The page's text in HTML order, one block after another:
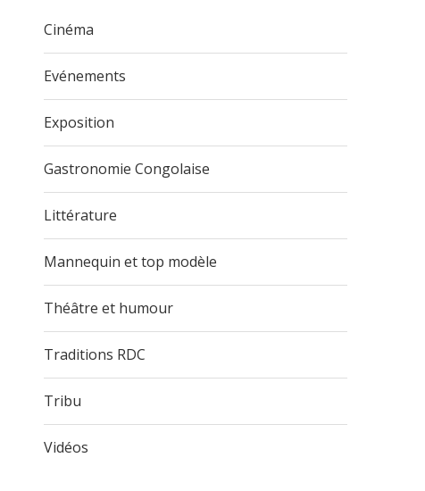
Cinéma
Evénements
Exposition
Gastronomie Congolaise
Littérature
Mannequin et top modèle
Théâtre et humour
Traditions RDC
Tribu
Vidéos